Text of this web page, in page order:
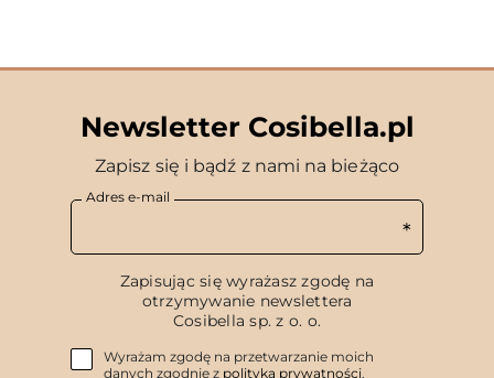
Newsletter Cosibella.pl
Zapisz się i bądź z nami na bieżąco
Adres e-mail
Zapisując się wyrażasz zgodę na
otrzymywanie newslettera
Cosibella sp. z o. o.
Wyrażam zgodę na przetwarzanie moich
danych zgodnie z polityką prywatności.